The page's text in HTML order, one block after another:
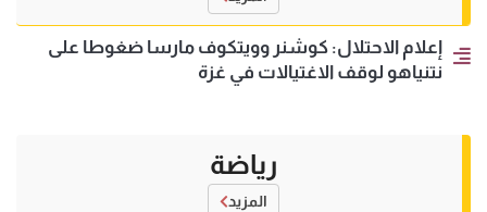
إعلام الاحتلال: كوشنر وويتكوف مارسا ضغوطا على
نتنياهو لوقف الاغتيالات في غزة
رياضة
المزيد